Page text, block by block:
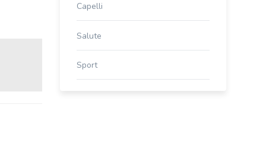
Capelli
Salute
Sport